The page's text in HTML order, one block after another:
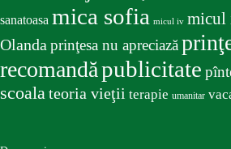
sanatoasa mica sofia micul iv micul
Olandaprinţesa nu apreciază
recomandăpublicitate
scoalateoria vieţii terapie umanitar